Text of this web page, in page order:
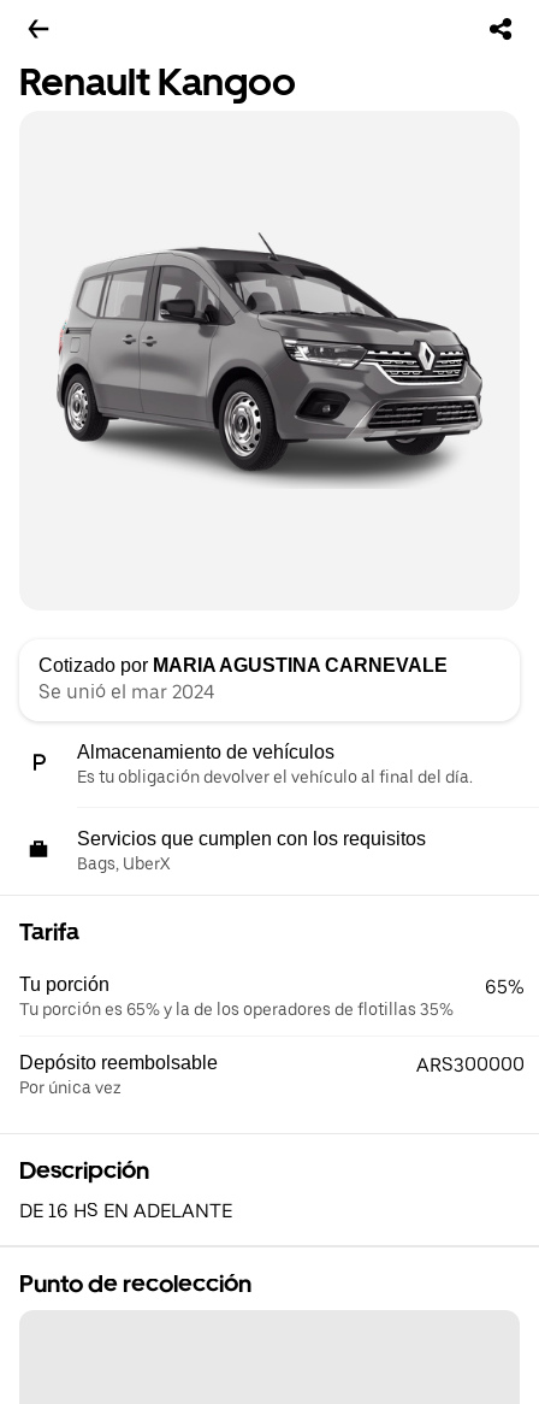
Renault Kangoo
Cotizado por MARIA AGUSTINA CARNEVALE
Se unió el mar 2024
Almacenamiento de vehículos
Es tu obligación devolver el vehículo al final del día.
Servicios que cumplen con los requisitos
Bags, UberX
Tarifa
Tu porción
Tu porción es 65% y la de los operadores de flotillas 35%
65%
Depósito reembolsable
Por única vez
ARS300000
Descripción
DE 16 HS EN ADELANTE
Punto de recolección